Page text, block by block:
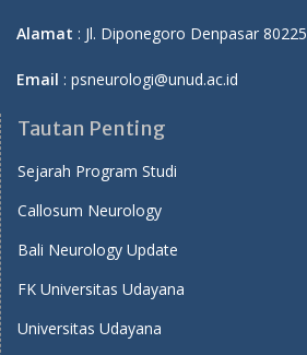
Alamat : Jl. Diponegoro Denpasar 80225
Email : psneurologi@unud.ac.id
Tautan Penting
Sejarah Program Studi
Callosum Neurology
Bali Neurology Update
FK Universitas Udayana
Universitas Udayana